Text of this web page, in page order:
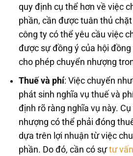
quy định cụ thể hơn về việc
phần, cần được tuân thủ
công ty có thể yêu cầu việc
được sự đồng ý của hội
cho phép chuyển nhượng
Thuế và phí: Việc chuyển
phát sinh nghĩa vụ thuế và
định rõ ràng nghĩa vụ này.
nhượng có thể phải đóng
dựa trên lợi nhuận từ việc
phần. Do đó, cần có sựtư vấn